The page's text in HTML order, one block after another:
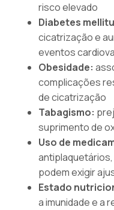
risco elevado
Diabetes
cicatrização e
eventos
Obesidade:
complicações
de cicatrização
Tabagismo:
suprimento de
Uso de
podem exigir
Estado
a imunidade e a